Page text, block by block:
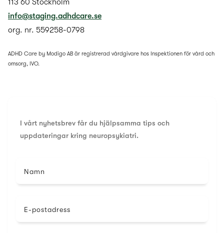
113 60 Stockholm
info@staging.adhdcare.se
org. nr. 559258-0798
ADHD Care by Modigo AB är registrerad vårdgivare hos Inspektionen för vård och
omsorg, IVO.
I vårt nyhetsbrev får du hjälpsamma tips och
uppdateringar kring neuropsykiatri.
Namn
E-postadress